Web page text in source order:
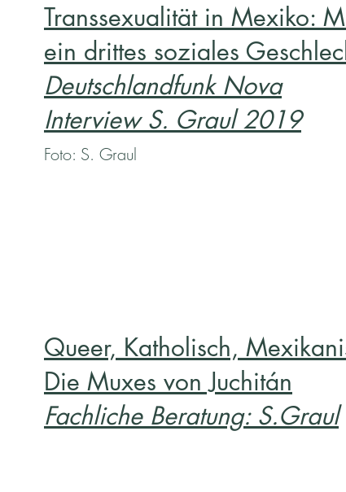
Transsexualität in Mexiko:
ein drittes soziales
Deutschlandfunk Nova
Interview S. Graul 2019
Foto: S. Graul
Queer, Katholisch,
Die Muxes von Juchitán
Fachliche Beratung: S.Graul